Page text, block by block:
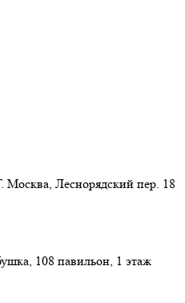
Москва, Леснорядский пер. 18
108 павильон, 1 этаж